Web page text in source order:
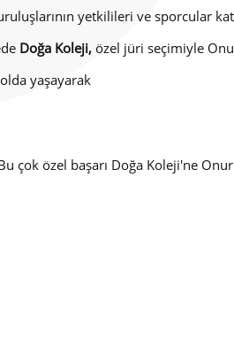
yetkilileri ve sporcular
Doğa Koleji, özel jüri seçimiyle
yaşayarak
çok özel başarı Doğa Koleji'ne